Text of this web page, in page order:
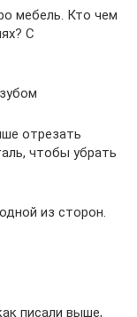
мебель. Кто чем
С
отрезать
чтобы убрать
из сторон.
писали выше,